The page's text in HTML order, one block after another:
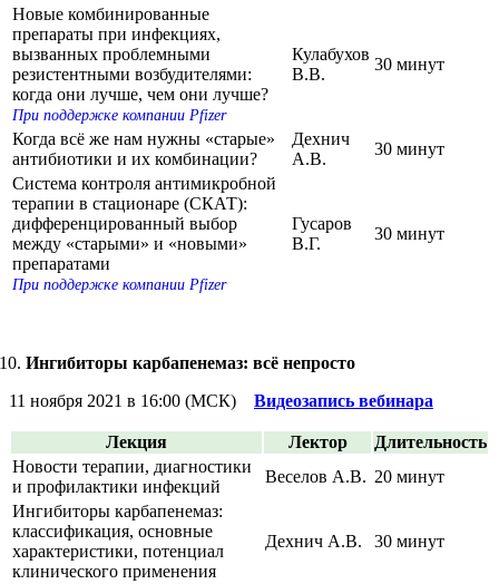
Новые комбинированные
препараты при инфекциях,
вызванных проблемными
резистентными возбудителями:
когда они лучше, чем они лучше?
При поддержке компании Pfizer
Кулабухов
В.В.
30 минут
Когда всё же нам нужны «старые»
антибиотики и их комбинации?
Дехнич
А.В.
30 минут
Система контроля антимикробной
терапии в стационаре (СКАТ):
дифференцированный выбор
между «старыми» и «новыми»
препаратами
При поддержке компании Pfizer
Гусаров
В.Г.
30 минут
Ингибиторы карбапенемаз: всё непросто
11 ноября 2021 в 16:00 (МСК) Видеозапись вебинара
Лекция Лектор
Длительность
Новости терапии, диагностики
и профилактики инфекций
Веселов А.В. 20 минут
Ингибиторы карбапенемаз:
классификация, основные
характеристики, потенциал
клинического применения
Дехнич А.В. 30 минут